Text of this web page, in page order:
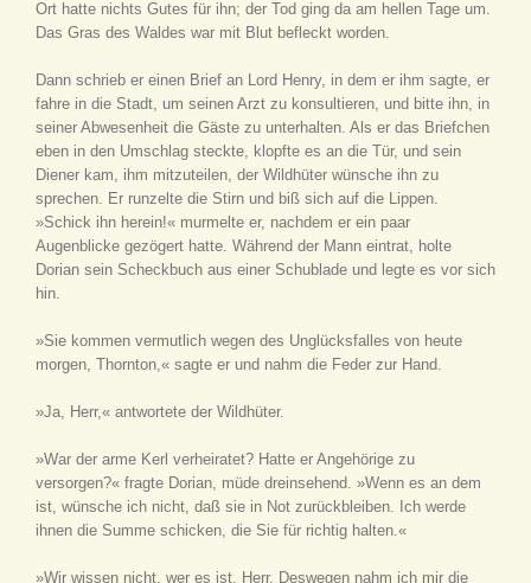
Ort hatte nichts Gutes für ihn; der Tod ging da am hellen Tage um.
Das Gras des Waldes war mit Blut befleckt worden.
Dann schrieb er einen Brief an Lord Henry, in dem er ihm sagte, er
fahre in die Stadt, um seinen Arzt zu konsultieren, und bitte ihn, in
seiner Abwesenheit die Gäste zu unterhalten. Als er das Briefchen
eben in den Umschlag steckte, klopfte es an die Tür, und sein
Diener kam, ihm mitzuteilen, der Wildhüter wünsche ihn zu
sprechen. Er runzelte die Stirn und biß sich auf die Lippen.
»Schick ihn herein!« murmelte er, nachdem er ein paar
Augenblicke gezögert hatte. Während der Mann eintrat, holte
Dorian sein Scheckbuch aus einer Schublade und legte es vor sich
hin.
»Sie kommen vermutlich wegen des Unglücksfalles von heute
morgen, Thornton,« sagte er und nahm die Feder zur Hand.
»Ja, Herr,« antwortete der Wildhüter.
»War der arme Kerl verheiratet? Hatte er Angehörige zu
versorgen?« fragte Dorian, müde dreinsehend. »Wenn es an dem
ist, wünsche ich nicht, daß sie in Not zurückbleiben. Ich werde
ihnen die Summe schicken, die Sie für richtig halten.«
»Wir wissen nicht, wer es ist, Herr. Deswegen nahm ich mir die